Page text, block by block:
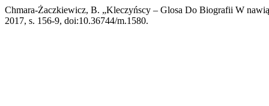
Chmara-Żaczkiewicz, B. „Kleczyńscy – Glosa Do Biografii W
2017, s. 156-9, doi:10.36744/m.1580.